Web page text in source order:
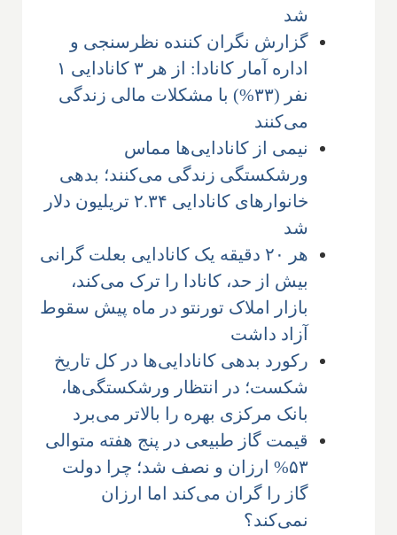
شد
گزارش نگران کننده نظرسنجی و
اداره آمار کانادا: از هر ۳ کانادایی ۱
نفر (۳۳%) با مشکلات مالی زندگی
می‌کنند
نیمی از کانادایی‌ها مماس
ورشکستگی زندگی می‌کنند؛ بدهی
خانوارهای کانادایی ۲.۳۴ تریلیون دلار
شد
هر ۲۰ دقیقه یک کانادایی بعلت گرانی
بیش از حد، کانادا را ترک می‌کند،
بازار املاک تورنتو در ماه پیش سقوط
آزاد داشت
رکورد بدهی کانادایی‌ها در کل تاریخ
شکست؛ در انتظار ورشکستگی‌ها،
بانک مرکزی بهره را بالاتر می‌برد
قیمت گاز طبیعی در پنج هفته متوالی
۵۳% ارزان و نصف شد؛ چرا دولت
گاز را گران می‌کند اما ارزان
نمی‌کند؟